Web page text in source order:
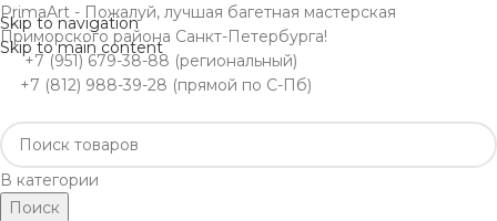
Skip to navigation
Skip to main content
PrimaArt - Пожалуй, лучшая багетная мастерская
Приморского района Санкт-Петербурга!
+7 (951) 679-38-88 (региональный)
+7 (812) 988-39-28 (прямой по С-Пб)
В категории
Поиск